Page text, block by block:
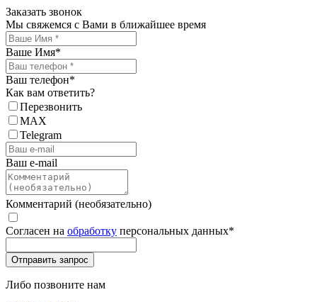
Заказать звонок
Мы свяжемся с Вами в ближайшее время
Ваше Имя*
Ваш телефон*
Как вам ответить?
Перезвонить
MAX
Telegram
Ваш e-mail
Комментарий (необязательно)
Согласен на обработку персональных данных*
Либо позвоните нам